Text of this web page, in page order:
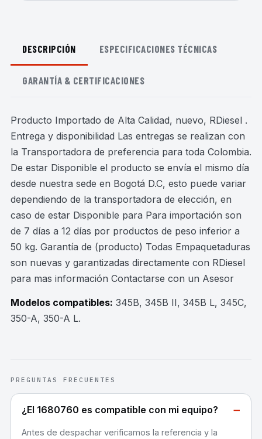
DESCRIPCIÓN ESPECIFICACIONES TÉCNICAS
GARANTÍA & CERTIFICACIONES
Producto Importado de Alta Calidad, nuevo, RDiesel .
Entrega y disponibilidad Las entregas se realizan con
la Transportadora de preferencia para toda Colombia.
De estar Disponible el producto se envía el mismo día
desde nuestra sede en Bogotá D.C, esto puede variar
dependiendo de la transportadora de elección, en
caso de estar Disponible para Para importación son
de 7 días a 12 días por productos de peso inferior a
50 kg. Garantía de (producto) Todas Empaquetaduras
son nuevas y garantizadas directamente con RDiesel
para mas información Contactarse con un Asesor
Modelos compatibles: 345B, 345B II, 345B L, 345C,
350-A, 350-A L.
PREGUNTAS FRECUENTES
¿El 1680760 es compatible con mi equipo? −
Antes de despachar verificamos la referencia y la